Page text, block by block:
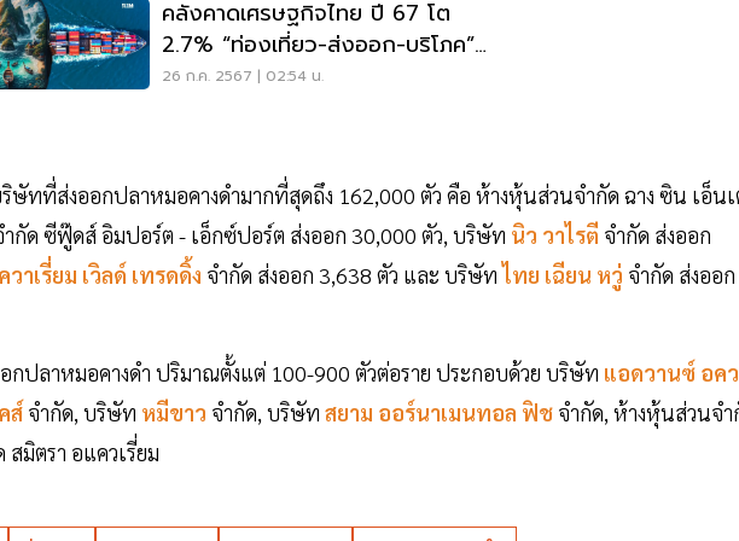
คลังคาดเศรษฐกิจไทย ปี 67 โต
2.7% “ท่องเที่ยว-ส่งออก-บริโภค”
หนุน
26 ก.ค. 2567 | 02:54 น.
ษัทที่ส่งออกปลาหมอคางดำมากที่สุดถึง 162,000 ตัว คือ ห้างหุ้นส่วนจำกัด ฉาง ซิน เอ็น
กัด ซีฟู๊ดส์ อิมปอร์ต - เอ็กซ์ปอร์ต ส่งออก 30,000 ตัว, บริษัท นิว วาไรตี จำกัด ส่งออก
เรี่ยม เวิลด์ เทรดดิ้ง จำกัด ส่งออก 3,638 ตัว และ บริษัทไทย เฉียน หวู่ จำกัด ส่งออก
ปลาหมอคางดำ ปริมาณตั้งแต่ 100-900 ตัวต่อราย ประกอบด้วย บริษัท แอดวานซ์ อค
ส์ จำกัด, บริษัท หมีขาว จำกัด, บริษัท สยาม ออร์นาเมนทอล ฟิช จำกัด, ห้างหุ้นส่วนจำ
มิตรา อแควเรี่ยม